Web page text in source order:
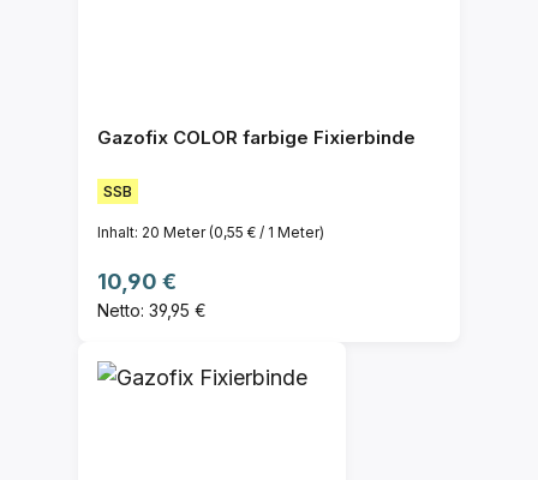
Gazofix COLOR farbige Fixierbinde
SSB
Inhalt: 20 Meter(0,55 € / 1 Meter)
Regulärer Preis:
10,90 €
Netto: 39,95 €